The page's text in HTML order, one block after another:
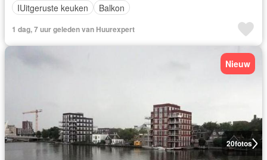
IUitgeruste keuken
Balkon
1 dag, 7 uur geleden van Huurexpert
20fotos
Nieuw